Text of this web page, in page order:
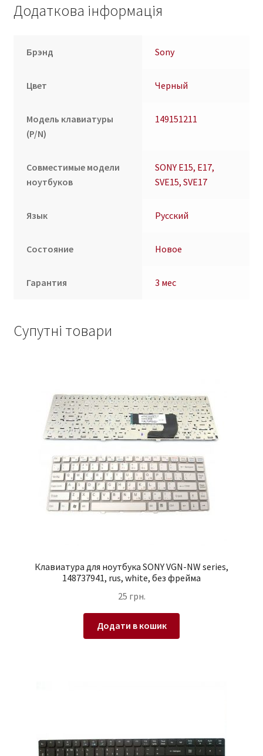
Додаткова інформація
Брэнд Sony
Цвет Черный
Модель клавиатуры
(P/N)
149151211
Совместимые модели
ноутбуков
SONY E15, E17,
SVE15, SVE17
Язык Русский
Состояние Новое
Гарантия 3 мес
Супутні товари
Клавиатура для ноутбука SONY VGN-NW series,
148737941, rus, white, без фрейма
25 грн.
Додати в кошик